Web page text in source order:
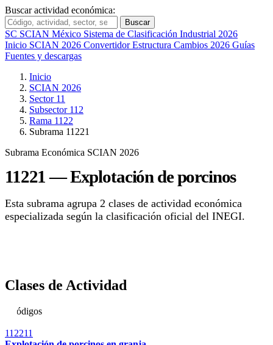
Buscar actividad económica:
Buscar
SC SCIAN México Sistema de Clasificación Industrial 2026
Inicio SCIAN 2026 ConvertidorEstructura Cambios 2026 Guías
Fuentes y descargas
Inicio
SCIAN 2026
Sector 11
Subsector 112
Rama 1122
Subrama 11221
Subrama Económica SCIAN 2026
11221 — Explotación de porcinos
Esta subrama agrupa 2 clases de actividad económica
especializada según la clasificación oficial del INEGI.
Clases de Actividad
2 códigos
112211